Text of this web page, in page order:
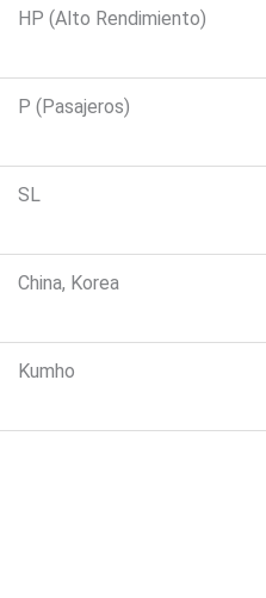
HP (Alto Rendimiento)
P (Pasajeros)
SL
China, Korea
Kumho